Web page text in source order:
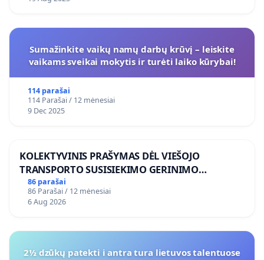
Sumažinkite vaikų namų darbų krūvį – leiskite
vaikams sveikai mokytis ir turėti laiko kūrybai!
114 parašai
114 Parašai / 12 mėnesiai
9 Dec 2025
KOLEKTYVINIS PRAŠYMAS DĖL VIEŠOJO
TRANSPORTO SUSISIEKIMO GERINIMO
VOSYLIUKŲ KAIME
86 parašai
86 Parašai / 12 mėnesiai
6 Aug 2026
2½ dzūkų patekti i antra tura lietuvos talentuose